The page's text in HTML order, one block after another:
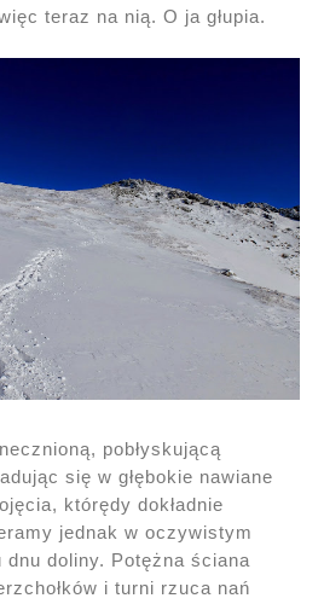
teraz na nią. O ja głupia.
pobłyskującą
się w głębokie nawiane
którędy dokładnie
jednak w oczywistym
dnu doliny. Potężna ściana
i turni rzuca nań